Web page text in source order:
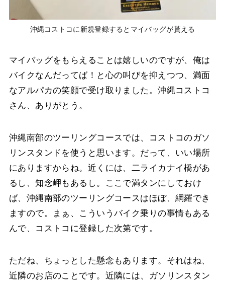
沖縄コストコに新規登録するとマイバッグが貰える
マイバッグをもらえることは嬉しいのですが、俺は
バイクなんだってば！と心の叫びを抑えつつ、満面
なアルパカの笑顔で受け取りました。沖縄コストコ
さん、ありがとう。
沖縄南部のツーリングコースでは、コストコのガソ
リンスタンドを使うと思います。だって、いい場所
にありますからね。近くには、二ライカナイ橋があ
るし、知念岬もあるし。ここで満タンにしておけ
ば、沖縄南部のツーリングコースはほぼ、網羅でき
ますので。まぁ、こういうバイク乗りの事情もある
んで、コストコに登録した次第です。
ただね、ちょっとした懸念もあります。それはね、
近隣のお店のことです。近隣には、ガソリンスタン